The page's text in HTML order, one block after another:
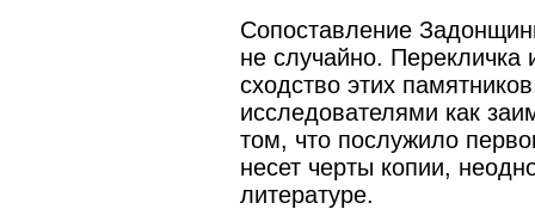
Сопоставление
не случайно. Перекличка
сходство этих
исследователями как
том, что послужило
несет черты копии,
литературе.